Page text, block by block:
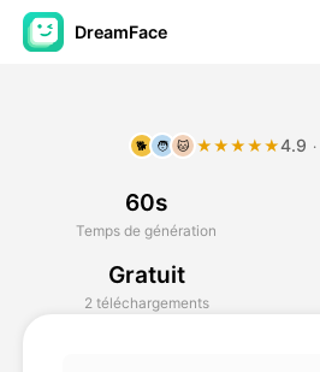
DreamFace
Vidéo d'avatar
AI vidéo
Photos d'IA
🐕 🧑 🐱 ★★★★★4.9 ·
60s
Temps de génération
Gratuit
2 téléchargements